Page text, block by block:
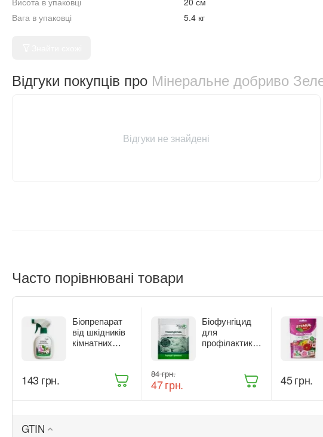
Вага в упаковці
5.4 кг
Відгуки покупців про Мінеральне добриво
Відгуки не знайдені
Часто порівнювані товари
Біопрепарат
від шкідників
кімнатних
спрей 300 мл
‍143‍ грн.
Біофунгіцид
для
профілактики
Триходерма
‍84‍ грн.
‍47‍грн. ‍45‍грн.
GTIN